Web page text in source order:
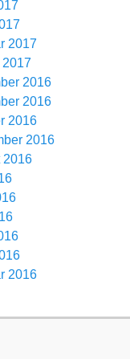
2017
2016
2016
2016
2016
2016
2016